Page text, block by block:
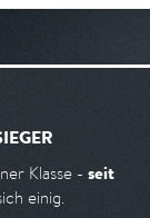
Klasse - seit
einig.